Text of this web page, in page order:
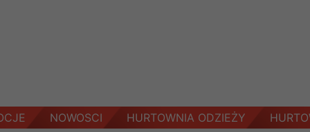
NOWOSCI HURTOWNIA ODZIEŻY